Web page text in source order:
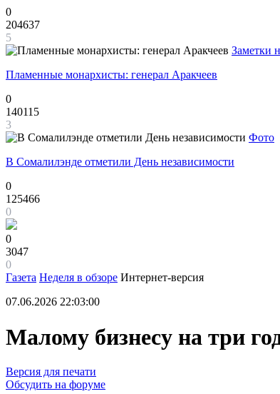
0
204637
5
Заметки
Пламенные монархисты: генерал Аракчеев
0
140115
3
Фото
В Сомалилэнде отметили День независимости
0
125466
0
0
3047
0
Газета Неделя в обзоре Интернет-версия
07.06.2026 22:03:00
Малому бизнесу на три
Версия для печати
Обсудить на форуме